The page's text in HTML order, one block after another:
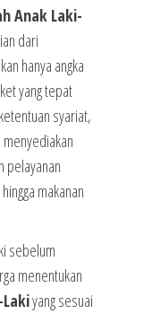
Anak Laki-
dari
hanya angka
yang tepat
syariat,
pelayanan
makanan
sebelum
menentukan
yang sesuai